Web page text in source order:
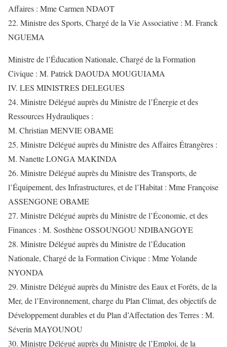
Affaires : Mme Carmen NDAOT
22. Ministre des Sports, Chargé de la Vie Associative : M. Franck
NGUEMA
Ministre de l’Éducation Nationale, Chargé de la Formation
Civique : M. Patrick DAOUDA MOUGUIAMA
IV. LES MINISTRES DELEGUES
24. Ministre Délégué auprès du Ministre de l’Énergie et des
Ressources Hydrauliques :
M. Christian MENVIE OBAME
25. Ministre Délégué auprès du Ministre des Affaires Étrangères :
M. Nanette LONGA MAKINDA
26. Ministre Délégué auprès du Ministre des Transports, de
l’Équipement, des Infrastructures, et de l’Habitat : Mme Françoise
ASSENGONE OBAME
27. Ministre Délégué auprès du Ministre de l’Économie, et des
Finances : M. Sosthène OSSOUNGOU NDIBANGOYE
28. Ministre Délégué auprès du Ministre de l’Éducation
Nationale, Chargé de la Formation Civique : Mme Yolande
NYONDA
29. Ministre Délégué auprès du Ministre des Eaux et Forêts, de la
Mer, de l’Environnement, charge du Plan Climat, des objectifs de
Développement durables et du Plan d’Affectation des Terres : M.
Séverin MAYOUNOU
30. Ministre Délégué auprès du Ministre de l’Emploi, de la